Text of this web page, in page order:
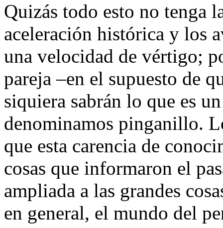
Quizás todo esto no tenga
aceleración histórica y los
una velocidad de vértigo;
pareja –en el supuesto de
siquiera sabrán lo que es
denominamos pinganillo.
que esta carencia de
cosas que informaron el
ampliada a las grandes
en general, el mundo del